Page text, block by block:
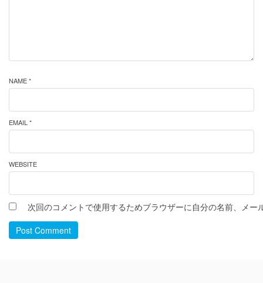
NAME *
EMAIL *
WEBSITE
次回のコメントで使用するためブラウザーに自分の名前、メー
Post Comment